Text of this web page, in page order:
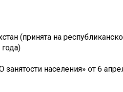
(принята на
населения» от 6